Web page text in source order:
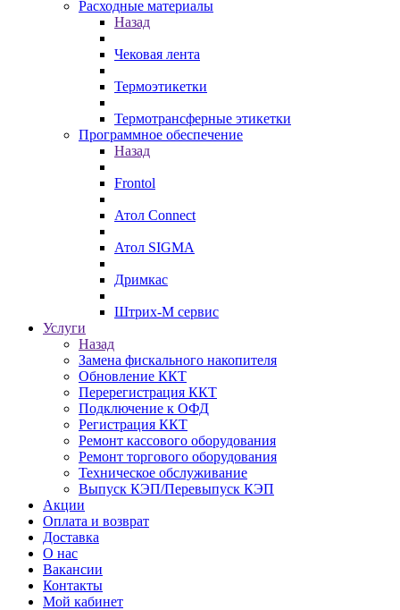
Расходные материалы
Назад
Чековая лента
Термоэтикетки
Термотрансферные этикетки
Программное обеспечение
Назад
Frontol
Атол Connect
Атол SIGMA
Дримкас
Штрих-М сервис
Услуги
Назад
Замена фискального накопителя
Обновление ККТ
Перерегистрация ККТ
Подключение к ОФД
Регистрация ККТ
Ремонт кассового оборудования
Ремонт торгового оборудования
Техническое обслуживание
Выпуск КЭП/Перевыпуск КЭП
Акции
Оплата и возврат
Доставка
О нас
Вакансии
Контакты
Мой кабинет